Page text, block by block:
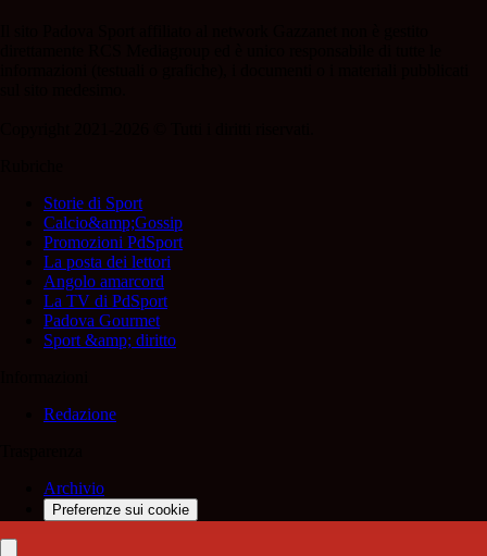
Storie di Sport
Calcio&amp;Gossip
Promozioni PdSport
La posta dei lettori
Angolo amarcord
La TV di PdSport
Padova Gourmet
Sport &amp; diritto
Redazione
Archivio
Preferenze sui cookie